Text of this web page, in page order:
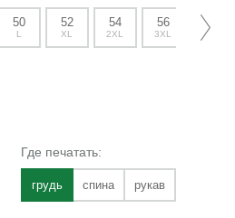
50
L
52
XL
54
2XL
56
3XL
58
4XL
Где печатать:
грудь спина рукав